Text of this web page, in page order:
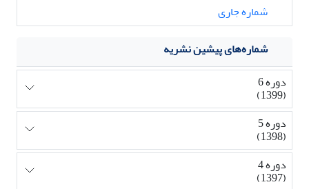
شماره جاری
شماره‌های پیشین نشریه
دوره 6
(1399)
دوره 5
(1398)
دوره 4
(1397)